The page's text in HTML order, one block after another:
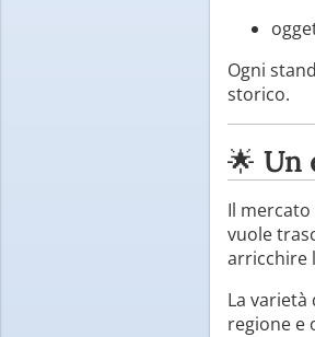
Ogni
storico.
🌟 Un
Il
vuole
arricchire
La
regione e